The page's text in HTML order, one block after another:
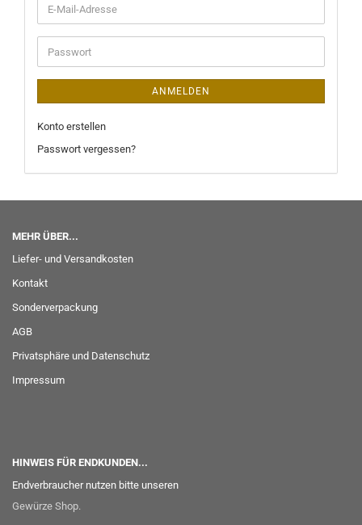
ANMELDEN
Konto erstellen
Passwort vergessen?
MEHR ÜBER...
Liefer- und Versandkosten
Kontakt
Sonderverpackung
AGB
Privatsphäre und Datenschutz
Impressum
HINWEIS FÜR ENDKUNDEN...
Endverbraucher nutzen bitte unseren
Gewürze Shop.